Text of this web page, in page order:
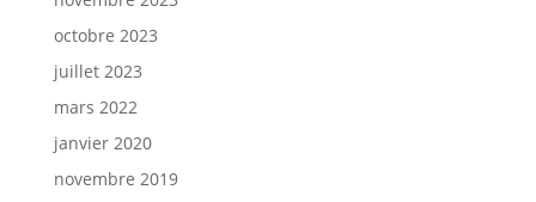
octobre 2023
juillet 2023
mars 2022
janvier 2020
novembre 2019